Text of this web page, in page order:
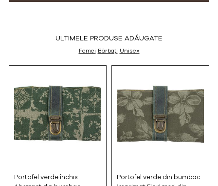
ULTIMELE PRODUSE ADĂUGATE
Femei Bărbați Unisex
Portofel verde închis
Portofel verde din bumbac